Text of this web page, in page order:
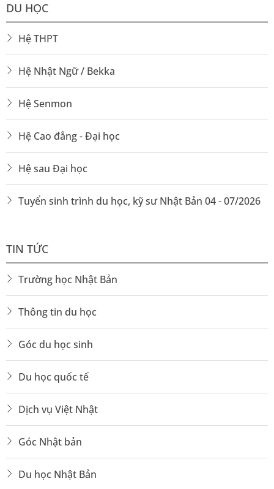
phủ:Tạo cơ hội cho sinh viên có thành tích học
tập và tinh thần tốt.
Điều kiện du học Nhật Bản
Nam, nữ từ
Tốt nghiệp THPT trở lên.
Cam kết tuân thủ quy định học tập và làm việc
tại Nhật.
Chi phí du học Nhật Bản
Chi phí trọn gói: Từ
(bao gồm hồ sơ, dịch thuật, vé máy bay, học phí
giai đoạn đầu).
Học phí đóng trực tiếp
trường.
Chi phí sinh hoạt:
VNĐ/tháng (có thể giảm đáng kể nếu có việc làm
FAQ – Câu hỏi thường gặp
DU HỌC
Hệ THPT
Hệ Nhật Ngữ / Bekka
Hệ Senmon
Hệ Cao đẳng - Đại học
Hệ sau Đại học
Tuyển sinh trình du học, kỹ sư Nhật Bản 04 - 07/2026
TIN TỨC
Trường học Nhật Bản
Thông tin du học
Góc du học sinh
Du học quốc tế
Dịch vụ Việt Nhật
Góc Nhật bản
Du học Nhật Bản